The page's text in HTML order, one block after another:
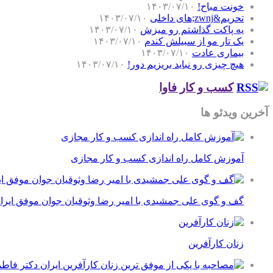
خونت مباح! ۱۴۰۳/۰۷/۱۰
تحریم&zwnj;های داخلی
۱۴۰۳/۰۷/۱۰
یه پاکت گذاشتم رو میزش ۱۴۰۳/۰۷/۱۰
یک تار مو از سبیلش کندم ۱۴۰۳/۰۷/۱۰
بیماری عادت ۱۴۰۳/۰۷/۱۰
هیچ چیزی رو نباید بریزیم دور! ۱۴۰۳/۰۷/۱۰
کسب و کار فاوا
آخرین ویدئو ها
آموزش کامل راه اندازی کسب و کار مجازی
گف و گوی علی جمشیدی با امیر رضا وثوقیان جوان موفق
زنان کارآفرین